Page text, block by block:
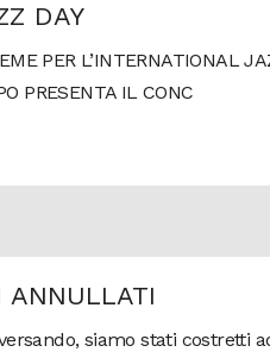
DAY
PER L’INTERNATIONAL
PRESENTA IL CONC
ANNULLATI
siamo stati costretti